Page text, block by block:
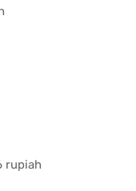
rupiah